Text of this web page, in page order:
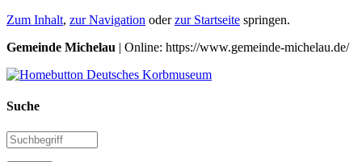
Zum Inhalt, zur Navigation oderzur Startseite springen.
Gemeinde Michelau | Online: https://www.gemeinde-michelau.de/
Suche